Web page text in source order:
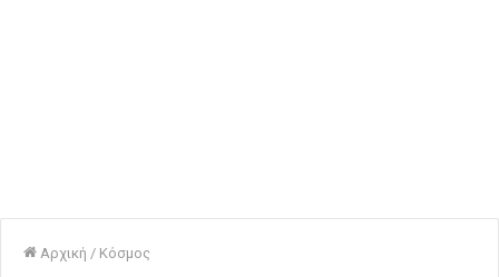
Αρχική / Κόσμος